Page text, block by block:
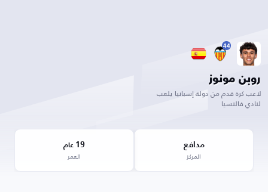
44
روبن مونوز
لاعب كرة قدم من دولة إسبانيا يلعب
لنادي فالنسيا
مدافع
المركز
19 عام
العمر